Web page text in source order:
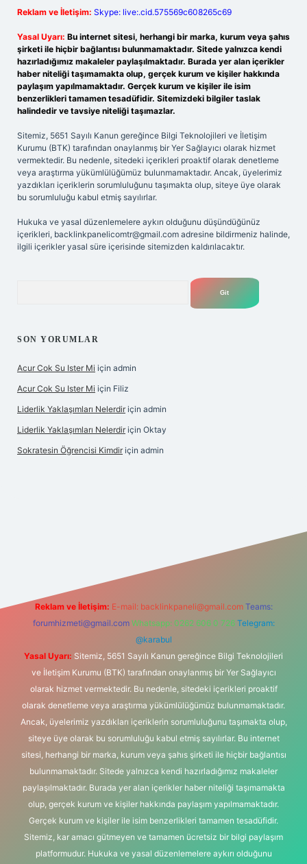
Reklam ve İletişim: Skype: live:.cid.575569c608265c69
Yasal Uyarı: Bu internet sitesi, herhangi bir marka, kurum veya şahıs
şirketi ile hiçbir bağlantısı bulunmamaktadır. Sitede yalnızca kendi
hazırladığımız makaleler paylaşılmaktadır. Burada yer alan içerikler
haber niteliği taşımamakta olup, gerçek kurum ve kişiler hakkında
paylaşım yapılmamaktadır. Gerçek kurum ve kişiler ile isim
benzerlikleri tamamen tesadüfidir. Sitemizdeki bilgiler taslak
halindedir ve tavsiye niteliği taşımazlar.
Sitemiz, 5651 Sayılı Kanun gereğince Bilgi Teknolojileri ve İletişim
Kurumu (BTK) tarafından onaylanmış bir Yer Sağlayıcı olarak hizmet
vermektedir. Bu nedenle, sitedeki içerikleri proaktif olarak denetleme
veya araştırma yükümlülüğümüz bulunmamaktadır. Ancak, üyelerimiz
yazdıkları içeriklerin sorumluluğunu taşımakta olup, siteye üye olarak
bu sorumluluğu kabul etmiş sayılırlar.
Hukuka ve yasal düzenlemelere aykırı olduğunu düşündüğünüz
içerikleri, backlinkpanelicomtr@gmail.com adresine bildirmeniz halinde,
ilgili içerikler yasal süre içerisinde sitemizden kaldırılacaktır.
SON YORUMLAR
Acur Cok Su Ister Mi için admin
Acur Cok Su Ister Mi için Filiz
Liderlik Yaklaşımları Nelerdir için admin
Liderlik Yaklaşımları Nelerdir için Oktay
Sokratesin Öğrencisi Kimdir için admin
Reklam ve İletişim: E-mail: backlinkpaneli@gmail.com Teams:
forumhizmeti@gmail.com Whatsapp: 0262 606 0 726 Telegram:
@karabul
Yasal Uyarı: Sitemiz, 5651 Sayılı Kanun gereğince Bilgi Teknolojileri
ve İletişim Kurumu (BTK) tarafından onaylanmış bir Yer Sağlayıcı
olarak hizmet vermektedir. Bu nedenle, sitedeki içerikleri proaktif
olarak denetleme veya araştırma yükümlülüğümüz bulunmamaktadır.
Ancak, üyelerimiz yazdıkları içeriklerin sorumluluğunu taşımakta olup,
siteye üye olarak bu sorumluluğu kabul etmiş sayılırlar. Bu internet
sitesi, herhangi bir marka, kurum veya şahıs şirketi ile hiçbir bağlantısı
bulunmamaktadır. Sitede yalnızca kendi hazırladığımız makaleler
paylaşılmaktadır. Burada yer alan içerikler haber niteliği taşımamakta
olup, gerçek kurum ve kişiler hakkında paylaşım yapılmamaktadır.
Gerçek kurum ve kişiler ile isim benzerlikleri tamamen tesadüfidir.
Sitemiz, kar amacı gütmeyen ve tamamen ücretsiz bir bilgi paylaşım
platformudur. Hukuka ve yasal düzenlemelere aykırı olduğunu